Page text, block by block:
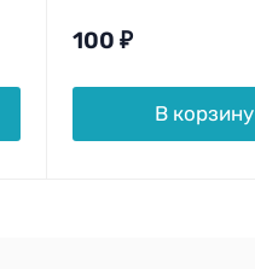
100 ₽
В корзину